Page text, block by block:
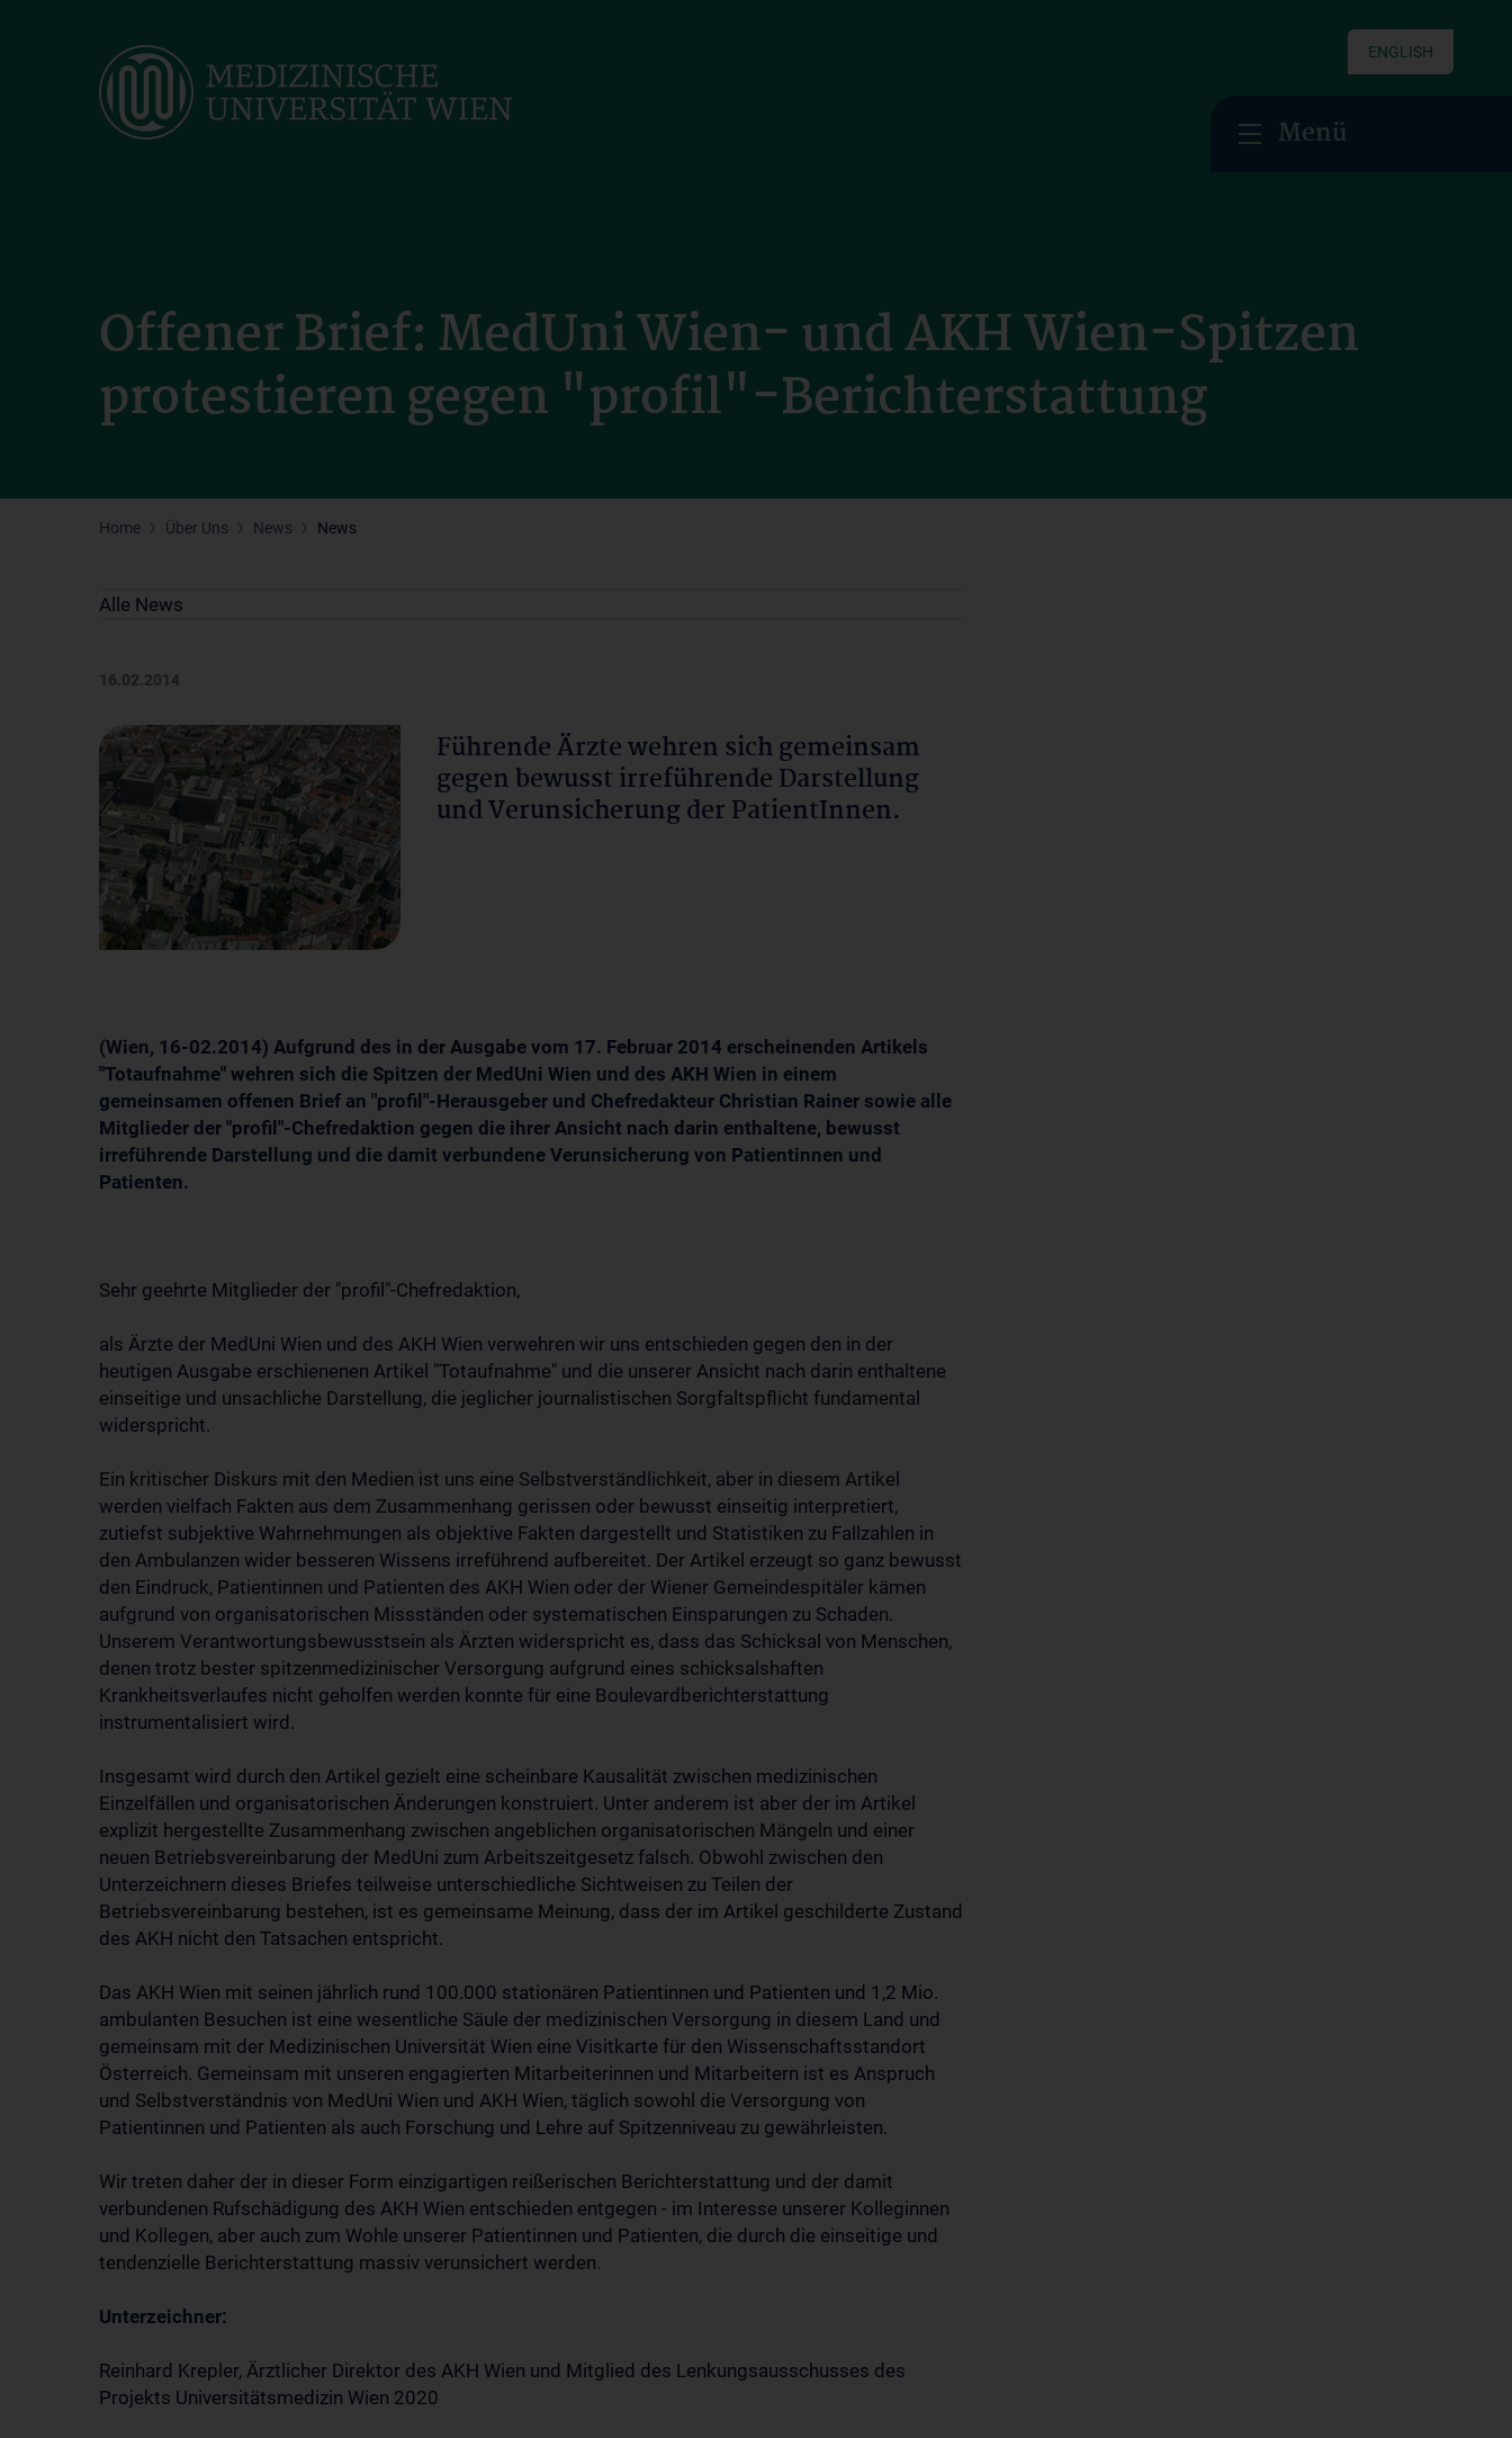
ENGLISH
Menü
Offener Brief: MedUni Wien- und AKH Wien-Spitzen
protestieren gegen "profil"-Berichterstattung
Home Über Uns News News
Alle News
16.02.2014
Führende Ärzte wehren sich gemeinsam
gegen bewusst irreführende Darstellung
und Verunsicherung der PatientInnen.
(Wien, 16-02.2014) Aufgrund des in der Ausgabe vom 17. Februar 2014 erscheinenden Artikels
"Totaufnahme" wehren sich die Spitzen der MedUni Wien und des AKH Wien in einem
gemeinsamen offenen Brief an "profil"-Herausgeber und Chefredakteur Christian Rainer sowie alle
Mitglieder der "profil"-Chefredaktion gegen die ihrer Ansicht nach darin enthaltene, bewusst
irreführende Darstellung und die damit verbundene Verunsicherung von Patientinnen und
Patienten.
Sehr geehrte Mitglieder der "profil"-Chefredaktion,
als Ärzte der MedUni Wien und des AKH Wien verwehren wir uns entschieden gegen den in der
heutigen Ausgabe erschienenen Artikel "Totaufnahme" und die unserer Ansicht nach darin enthaltene
einseitige und unsachliche Darstellung, die jeglicher journalistischen Sorgfaltspflicht fundamental
widerspricht.
Ein kritischer Diskurs mit den Medien ist uns eine Selbstverständlichkeit, aber in diesem Artikel
werden vielfach Fakten aus dem Zusammenhang gerissen oder bewusst einseitig interpretiert,
zutiefst subjektive Wahrnehmungen als objektive Fakten dargestellt und Statistiken zu Fallzahlen in
den Ambulanzen wider besseren Wissens irreführend aufbereitet. Der Artikel erzeugt so ganz bewusst
den Eindruck, Patientinnen und Patienten des AKH Wien oder der Wiener Gemeindespitäler kämen
aufgrund von organisatorischen Missständen oder systematischen Einsparungen zu Schaden.
Unserem Verantwortungsbewusstsein als Ärzten widerspricht es, dass das Schicksal von Menschen,
denen trotz bester spitzenmedizinischer Versorgung aufgrund eines schicksalshaften
Krankheitsverlaufes nicht geholfen werden konnte für eine Boulevardberichterstattung
instrumentalisiert wird.
Insgesamt wird durch den Artikel gezielt eine scheinbare Kausalität zwischen medizinischen
Einzelfällen und organisatorischen Änderungen konstruiert. Unter anderem ist aber der im Artikel
explizit hergestellte Zusammenhang zwischen angeblichen organisatorischen Mängeln und einer
neuen Betriebsvereinbarung der MedUni zum Arbeitszeitgesetz falsch. Obwohl zwischen den
Unterzeichnern dieses Briefes teilweise unterschiedliche Sichtweisen zu Teilen der
Betriebsvereinbarung bestehen, ist es gemeinsame Meinung, dass der im Artikel geschilderte Zustand
des AKH nicht den Tatsachen entspricht.
Das AKH Wien mit seinen jährlich rund 100.000 stationären Patientinnen und Patienten und 1,2 Mio.
ambulanten Besuchen ist eine wesentliche Säule der medizinischen Versorgung in diesem Land und
gemeinsam mit der Medizinischen Universität Wien eine Visitkarte für den Wissenschaftsstandort
Österreich. Gemeinsam mit unseren engagierten Mitarbeiterinnen und Mitarbeitern ist es Anspruch
und Selbstverständnis von MedUni Wien und AKH Wien, täglich sowohl die Versorgung von
Patientinnen und Patienten als auch Forschung und Lehre auf Spitzenniveau zu gewährleisten.
Wir treten daher der in dieser Form einzigartigen reißerischen Berichterstattung und der damit
verbundenen Rufschädigung des AKH Wien entschieden entgegen - im Interesse unserer Kolleginnen
und Kollegen, aber auch zum Wohle unserer Patientinnen und Patienten, die durch die einseitige und
tendenzielle Berichterstattung massiv verunsichert werden.
Unterzeichner:
Reinhard Krepler, Ärztlicher Direktor des AKH Wien und Mitglied des Lenkungsausschusses des
Projekts Universitätsmedizin Wien 2020